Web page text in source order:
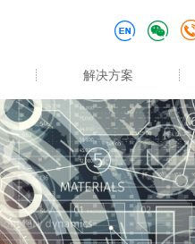
解决方案